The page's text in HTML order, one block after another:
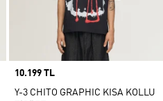
Price
10.199 TL
Y-3 CHITO GRAPHIC KISA KOLLU